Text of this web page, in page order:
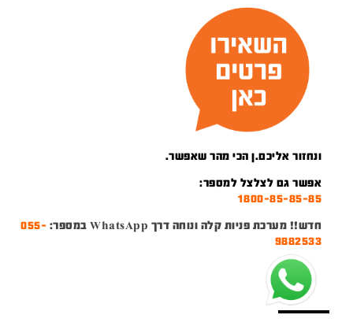
ונחזור אליכם.ן הכי מהר שאפשר.
אפשר גם לצלצל למספר:
1800-85-85-85
חדש!! מערכת פניות קלה ונוחה דרך WhatsApp במספר:
055-
9882533